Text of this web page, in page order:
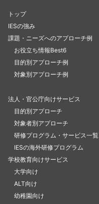
トップ
IESの強み
課題・ニーズへのアプローチ例
お役立ち情報Best6
目的別アプローチ例
対象別アプローチ例
法人・官公庁向けサービス
目的別アプローチ
対象者別アプローチ
研修プログラム・サービス一覧
IESの海外研修プログラム
学校教育向けサービス
大学向け
ALT向け
幼稚園向け